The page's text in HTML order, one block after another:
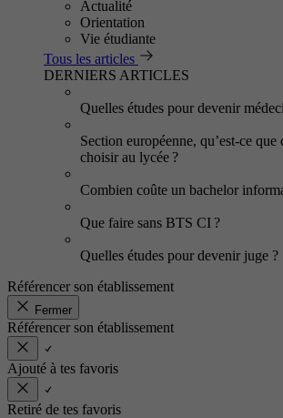
Actualité
Orientation
Vie étudiante
Tous les articles
DERNIERS ARTICLES
Quelles études pour devenir
Section européenne, qu’est-ce que
choisir au lycée ?
Combien coûte un bachelor
Que faire sans BTS CI ?
Quelles études pour devenir juge ?
Référencer son établissement
Fermer
Référencer son établissement
Ajouté à tes favoris
Retiré de tes favoris